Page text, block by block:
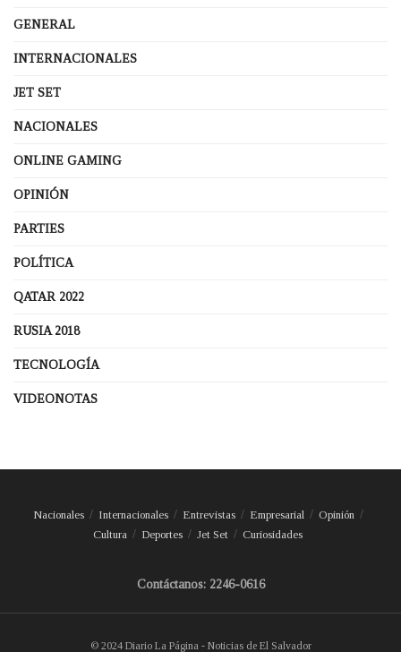
GENERAL
INTERNACIONALES
JET SET
NACIONALES
ONLINE GAMING
OPINIÓN
PARTIES
POLÍTICA
QATAR 2022
RUSIA 2018
TECNOLOGÍA
VIDEONOTAS
Nacionales Internacionales Entrevistas Empresarial
Opinión
Cultura
Deportes Jet Set Curiosidades
Contáctanos: 2246-0616
© 2024 Diario La Página - Noticias de El Salvador